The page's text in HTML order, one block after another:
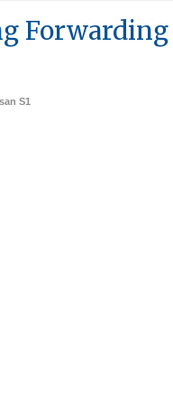
Forwarding
S1